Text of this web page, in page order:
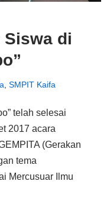
di
SMPIT Kaifa
telah selesai
2017 acara
(Gerakan
tema
Mercusuar Ilmu